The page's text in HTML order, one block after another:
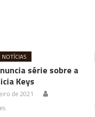
NOTÍCIAS
série sobre a
Keys
de 2021